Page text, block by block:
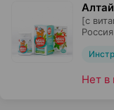
[с
Россия
Нет в